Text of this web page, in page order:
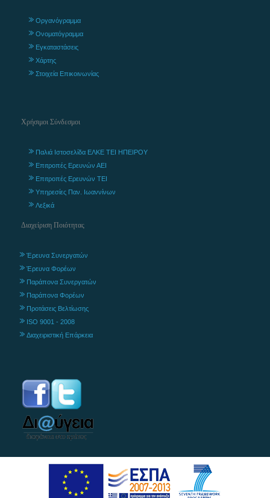
Οργανόγραμμα
Ονοματόγραμμα
Εγκαταστάσεις
Χάρτης
Στοιχεία Επικοινωνίας
Χρήσιμοι Σύνδεσμοι
Παλιά Ιστοσελίδα ΕΛΚΕ ΤΕΙ ΗΠΕΙΡΟΥ
Επιτροπές Ερευνών ΑΕΙ
Επιτροπές Ερευνών ΤΕΙ
Υπηρεσίες Παν. Ιωαννίνων
Λεξικά
Διαχείριση Ποιότητας
Έρευνα Συνεργατών
Έρευνα Φορέων
Παράπονα Συνεργατών
Παράπονα Φορέων
Προτάσεις Βελτίωσης
ISO 9001 - 2008
Διαχειριστική Επάρκεια